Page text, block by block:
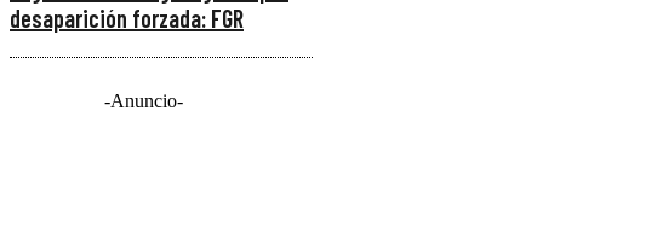
desaparición forzada: FGR
-Anuncio-